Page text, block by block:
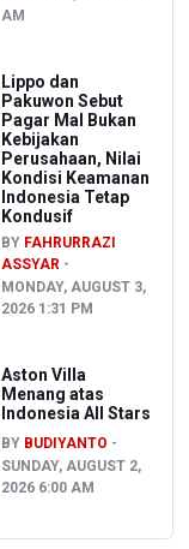
AM
Lippo dan
Pakuwon Sebut
Pagar Mal Bukan
Kebijakan
Perusahaan, Nilai
Kondisi Keamanan
Indonesia Tetap
Kondusif
BY FAHRURRAZI
ASSYAR
MONDAY, AUGUST 3,
2026 1:31 PM
Aston Villa
Menang atas
Indonesia All Stars
BY BUDIYANTO
SUNDAY, AUGUST 2,
2026 6:00 AM